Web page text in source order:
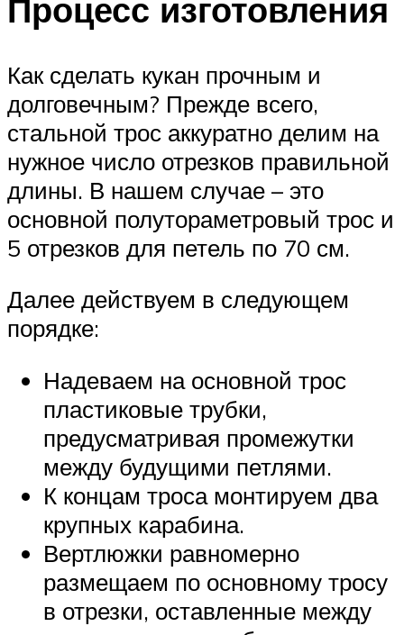
Процесс изготовления
Как сделать кукан прочным и
долговечным? Прежде всего,
стальной трос аккуратно делим на
нужное число отрезков правильной
длины. В нашем случае – это
основной полутораметровый трос и
5 отрезков для петель по 70 см.
Далее действуем в следующем
порядке:
Надеваем на основной трос
пластиковые трубки,
предусматривая промежутки
между будущими петлями.
К концам троса монтируем два
крупных карабина.
Вертлюжки равномерно
размещаем по основному тросу
в отрезки, оставленные между